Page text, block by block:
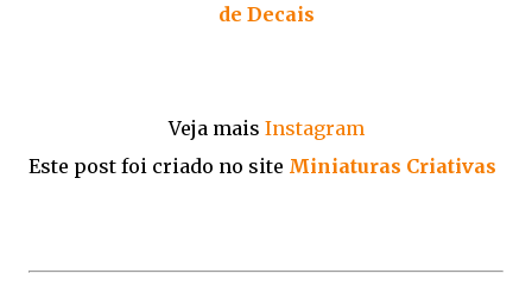
de Decais
Veja mais Instagram
Este post foi criado no site Miniaturas Criativas